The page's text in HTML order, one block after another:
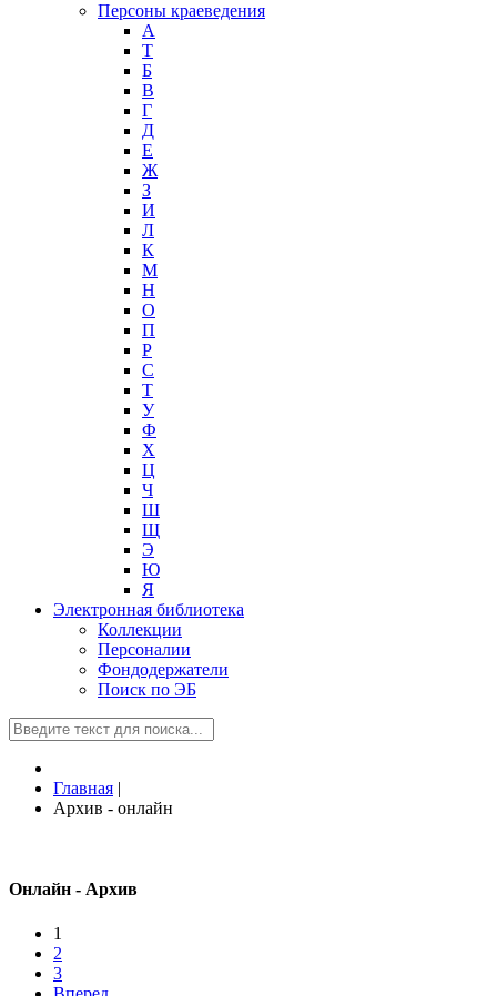
Персоны краеведения
А
T
Б
В
Г
Д
Е
Ж
З
И
Л
К
М
Н
О
П
Р
С
Т
У
Ф
Х
Ц
Ч
Ш
Щ
Э
Ю
Я
Электронная библиотека
Коллекции
Персоналии
Фондодержатели
Поиск по ЭБ
Главная |
Архив - онлайн
Онлайн - Архив
1
2
3